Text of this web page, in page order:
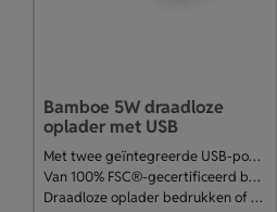
Bamboe 5W draadloze
oplader met USB
Met twee geïntegreerde USB-poorten
Van 100% FSC®-gecertificeerd bamboe
Draadloze oplader bedrukken of graveren